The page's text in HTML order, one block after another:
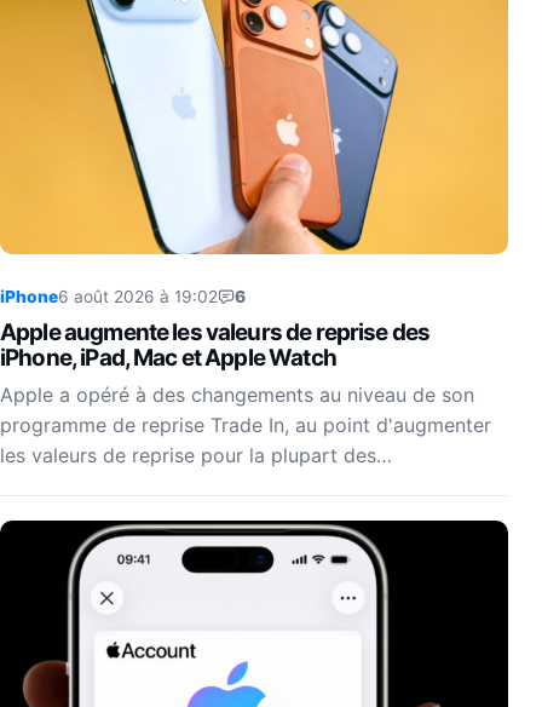
iPhone6 août 2026 à 19:02 6
Apple augmente les valeurs de reprise des
iPhone, iPad, Mac et Apple Watch
Apple a opéré à des changements au niveau de son
programme de reprise Trade In, au point d'augmenter
les valeurs de reprise pour la plupart des…